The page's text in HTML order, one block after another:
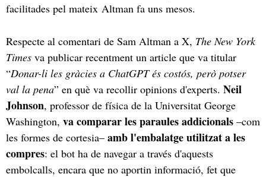
facilitades pel mateix Altman fa uns mesos.
Respecte al comentari de Sam Altman a X, The New York
Times va publicar recentment un article que va titular
“Donar-li les gràcies a ChatGPT és costós, però potser
val la pena” en què va recollir opinions d'experts. Neil
Johnson, professor de física de la Universitat George
Washington, va comparar les paraules addicionals –com
les formes de cortesia– amb l'embalatge utilitzat a les
compres: el bot ha de navegar a través d'aquests
embolcalls, encara que no aportin informació, fet que